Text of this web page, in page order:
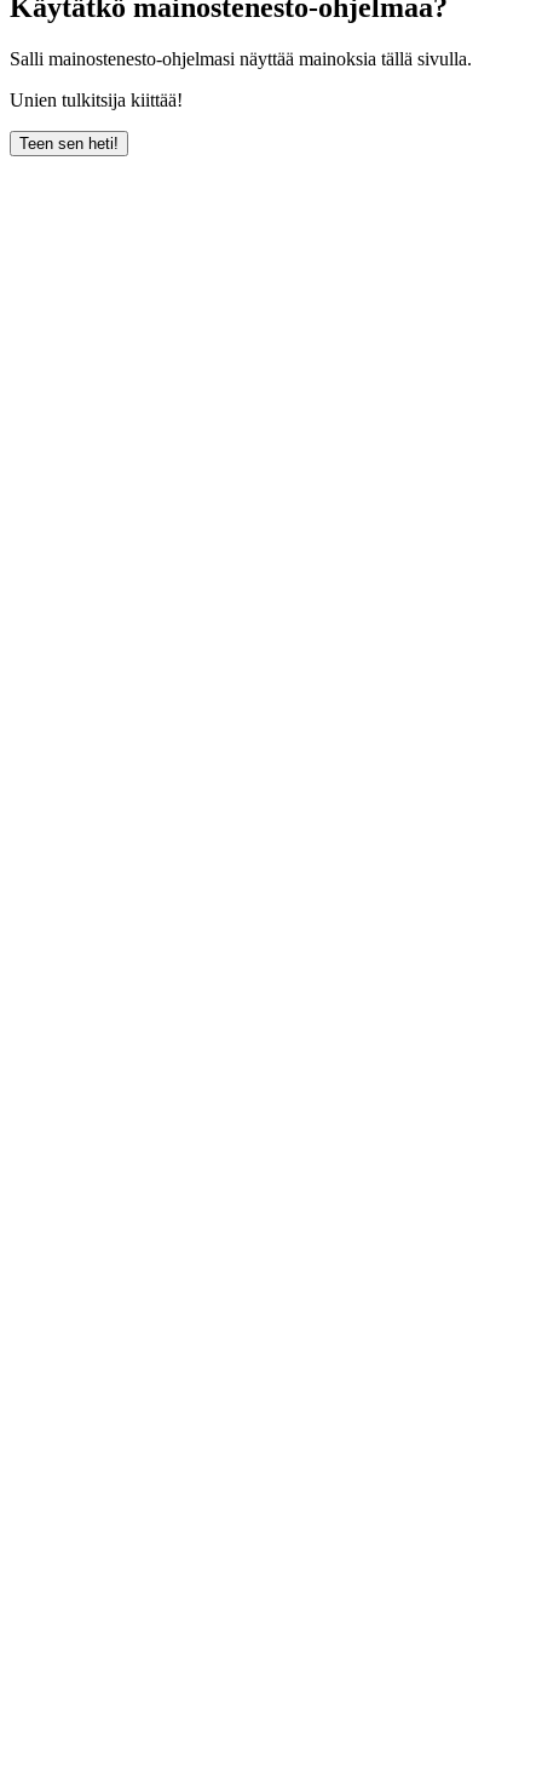
Käytätkö mainostenesto-ohjelmaa?
Salli mainostenesto-ohjelmasi näyttää mainoksia tällä sivulla.
Unien tulkitsija kiittää!
Teen sen heti!